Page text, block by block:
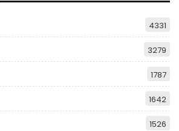
4331
3279
1787
1642
1526